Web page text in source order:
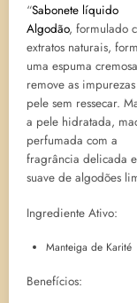
“Sabonete líquido
Algodão, formulado
extratos naturais,
uma espuma
remove as
pele sem ressecar.
a pele hidratada,
perfumada com a
fragrância delicada e
suave de algodões
Ingrediente Ativo:
Manteiga de Karité
Benefícios: